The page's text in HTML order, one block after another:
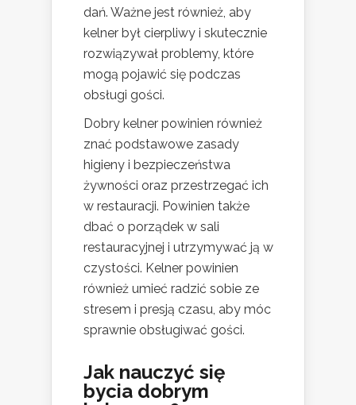
dań. Ważne jest również, aby
kelner był cierpliwy i skutecznie
rozwiązywał problemy, które
mogą pojawić się podczas
obsługi gości.
Dobry kelner powinien również
znać podstawowe zasady
higieny i bezpieczeństwa
żywności oraz przestrzegać ich
w restauracji. Powinien także
dbać o porządek w sali
restauracyjnej i utrzymywać ją w
czystości. Kelner powinien
również umieć radzić sobie ze
stresem i presją czasu, aby móc
sprawnie obsługiwać gości.
Jak nauczyć się
bycia dobrym